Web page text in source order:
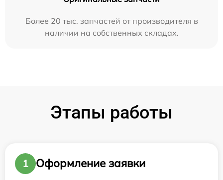
Более 20 тыс. запчастей от производителя в
наличии на собственных складах.
Этапы работы
1
Оформление заявки